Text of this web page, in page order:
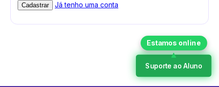
Cadastrar Já tenho uma conta
Suporte ao Aluno